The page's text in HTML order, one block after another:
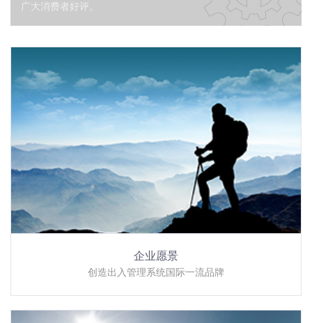
广大消费者好评。
企业愿景
创造出入管理系统国际一流品牌